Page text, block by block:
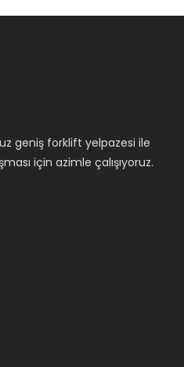
geniş forklift yelpazesi ile
için azimle çalışıyoruz.